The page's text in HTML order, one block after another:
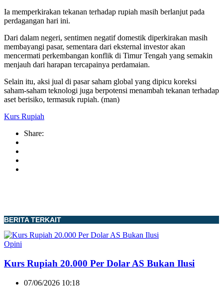
Ia memperkirakan tekanan terhadap rupiah masih berlanjut pada
perdagangan hari ini.
Dari dalam negeri, sentimen negatif domestik diperkirakan masih
membayangi pasar, sementara dari eksternal investor akan
mencermati perkembangan konflik di Timur Tengah yang semakin
menjauh dari harapan tercapainya perdamaian.
Selain itu, aksi jual di pasar saham global yang dipicu koreksi
saham-saham teknologi juga berpotensi menambah tekanan terhadap
aset berisiko, termasuk rupiah. (man)
Kurs Rupiah
Share:
BERITA TERKAIT
Opini
Kurs Rupiah 20.000 Per Dolar AS Bukan Ilusi
07/06/2026 10:18